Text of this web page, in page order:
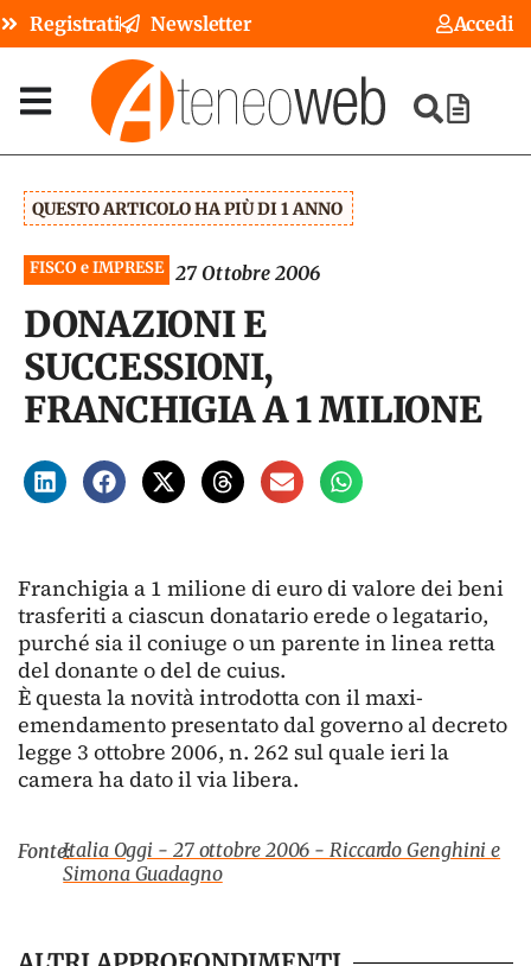
Registrati Newsletter Accedi
QUESTO ARTICOLO HA PIÙ DI 1 ANNO
FISCO e IMPRESE 27 Ottobre 2006
DONAZIONI E
SUCCESSIONI,
FRANCHIGIA A 1 MILIONE
Franchigia a 1 milione di euro di valore dei beni
trasferiti a ciascun donatario erede o legatario,
purché sia il coniuge o un parente in linea retta
del donante o del de cuius.
È questa la novità introdotta con il maxi-
emendamento presentato dal governo al decreto
legge 3 ottobre 2006, n. 262 sul quale ieri la
camera ha dato il via libera.
Fonte:Italia Oggi - 27 ottobre 2006 - Riccardo Genghini e
Simona Guadagno